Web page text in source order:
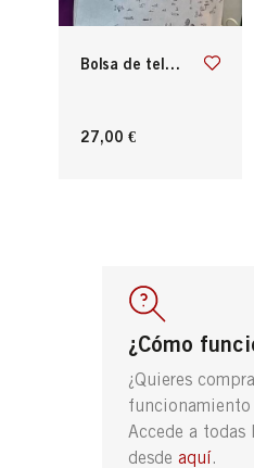
bolsa de tela donostiarra
27,00 €
¿Cómo
¿Quieres
funcionamiento
Accede a todas
desde aquí .